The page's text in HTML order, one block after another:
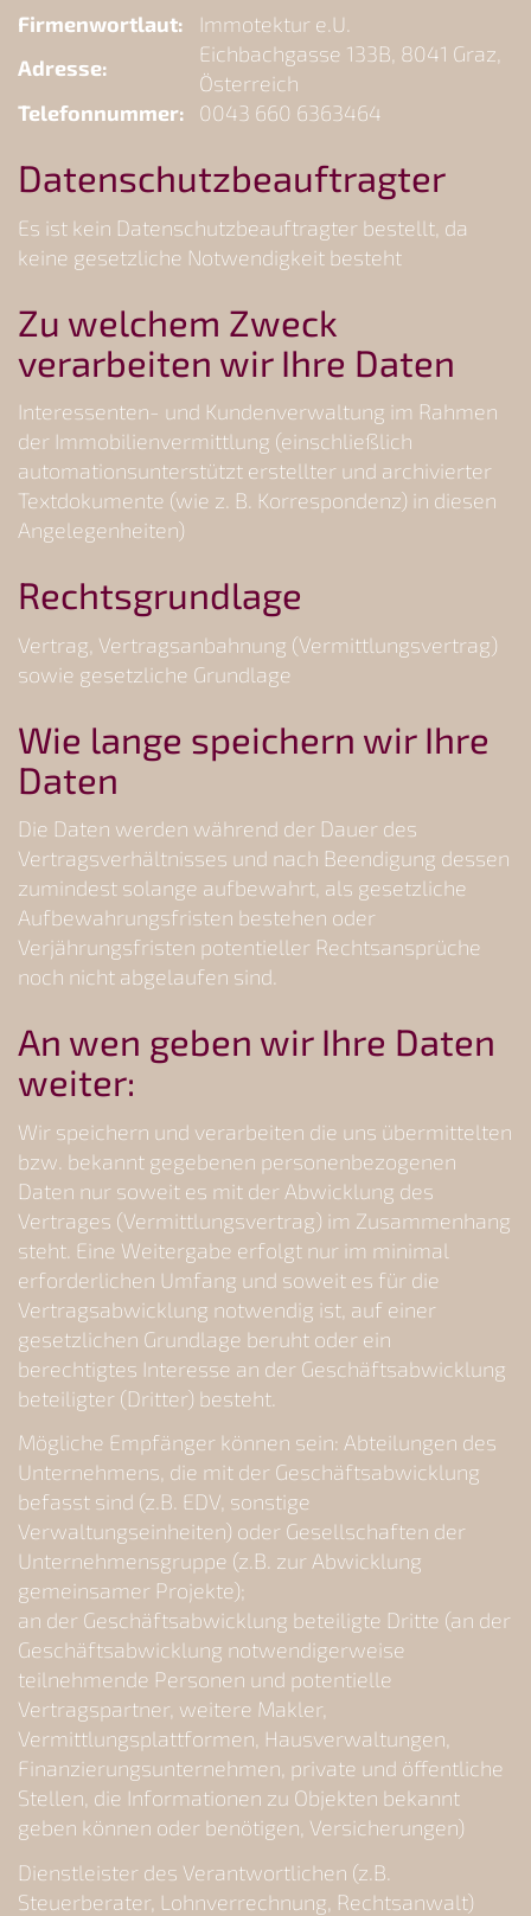
Firmenwortlaut:
Immotektur e.U.
Adresse:
Eichbachgasse 133B, 8041 Graz,
Österreich
Telefonnummer:
0043 660 6363464
Datenschutzbeauftragter
Es ist kein Datenschutzbeauftragter bestellt, da
keine gesetzliche Notwendigkeit besteht
Zu welchem Zweck
verarbeiten wir Ihre Daten
Interessenten- und Kundenverwaltung im Rahmen
der Immobilienvermittlung (einschließlich
automationsunterstützt erstellter und archivierter
Textdokumente (wie z. B. Korrespondenz) in diesen
Angelegenheiten)
Rechtsgrundlage
Vertrag, Vertragsanbahnung (Vermittlungsvertrag)
sowie gesetzliche Grundlage
Wie lange speichern wir Ihre
Daten
Die Daten werden während der Dauer des
Vertragsverhältnisses und nach Beendigung dessen
zumindest solange aufbewahrt, als gesetzliche
Aufbewahrungsfristen bestehen oder
Verjährungsfristen potentieller Rechtsansprüche
noch nicht abgelaufen sind.
An wen geben wir Ihre Daten
weiter:
Wir speichern und verarbeiten die uns übermittelten
bzw. bekannt gegebenen personenbezogenen
Daten nur soweit es mit der Abwicklung des
Vertrages (Vermittlungsvertrag) im Zusammenhang
steht. Eine Weitergabe erfolgt nur im minimal
erforderlichen Umfang und soweit es für die
Vertragsabwicklung notwendig ist, auf einer
gesetzlichen Grundlage beruht oder ein
berechtigtes Interesse an der Geschäftsabwicklung
beteiligter (Dritter) besteht.
Mögliche Empfänger können sein: Abteilungen des
Unternehmens, die mit der Geschäftsabwicklung
befasst sind (z.B. EDV, sonstige
Verwaltungseinheiten) oder Gesellschaften der
Unternehmensgruppe (z.B. zur Abwicklung
gemeinsamer Projekte);
an der Geschäftsabwicklung beteiligte Dritte (an der
Geschäftsabwicklung notwendigerweise
teilnehmende Personen und potentielle
Vertragspartner, weitere Makler,
Vermittlungsplattformen, Hausverwaltungen,
Finanzierungsunternehmen, private und öffentliche
Stellen, die Informationen zu Objekten bekannt
geben können oder benötigen, Versicherungen)
Dienstleister des Verantwortlichen (z.B.
Steuerberater, Lohnverrechnung, Rechtsanwalt)